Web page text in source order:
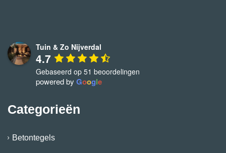
Tuin & Zo Nijverdal
4.7
Gebaseerd op 51 beoordelingen
powered by Google
Categorieën
Betontegels